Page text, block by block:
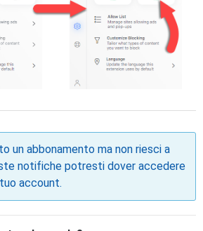
un abbonamento ma non riesci a
notifiche potresti dover accedere
account.